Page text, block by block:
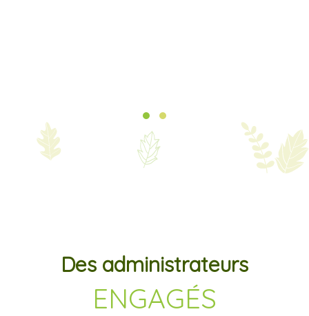
Testimonial Slide 1
Testimonial Slide 2
Des administrateurs
ENGAGÉS